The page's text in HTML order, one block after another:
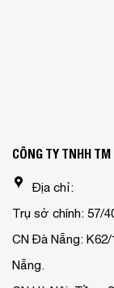
CÔNG TY TNHH
Địa chỉ:
Trụ sở chính: 57/
CN Đà Nẵng:
Nẵng.